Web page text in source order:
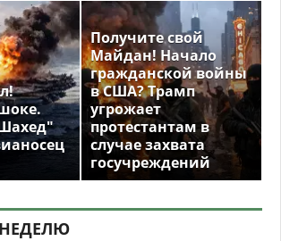
Получите свой
Майдан! Начало
гражданской войны
в США? Трамп
угрожает
протестантам в
случае захвата
госучреждений